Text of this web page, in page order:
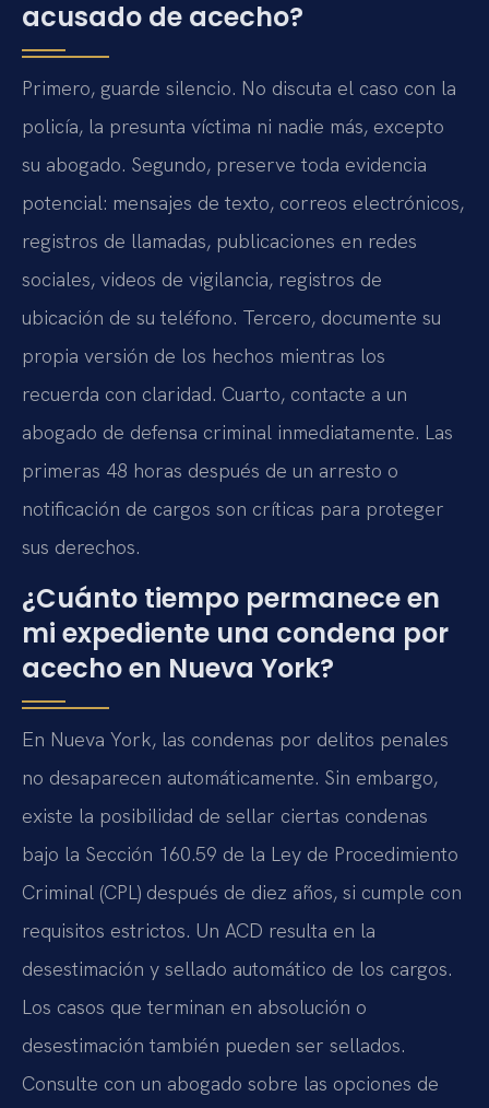
acusado de acecho?
Primero, guarde silencio. No discuta el caso con la
policía, la presunta víctima ni nadie más, excepto
su abogado. Segundo, preserve toda evidencia
potencial: mensajes de texto, correos electrónicos,
registros de llamadas, publicaciones en redes
sociales, videos de vigilancia, registros de
ubicación de su teléfono. Tercero, documente su
propia versión de los hechos mientras los
recuerda con claridad. Cuarto, contacte a un
abogado de defensa criminal inmediatamente. Las
primeras 48 horas después de un arresto o
notificación de cargos son críticas para proteger
sus derechos.
¿Cuánto tiempo permanece en
mi expediente una condena por
acecho en Nueva York?
En Nueva York, las condenas por delitos penales
no desaparecen automáticamente. Sin embargo,
existe la posibilidad de sellar ciertas condenas
bajo la Sección 160.59 de la Ley de Procedimiento
Criminal (CPL) después de diez años, si cumple con
requisitos estrictos. Un ACD resulta en la
desestimación y sellado automático de los cargos.
Los casos que terminan en absolución o
desestimación también pueden ser sellados.
Consulte con un abogado sobre las opciones de